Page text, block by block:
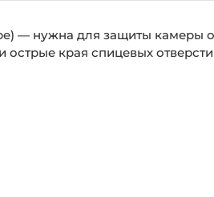
— нужна для защиты камеры
края спицевых